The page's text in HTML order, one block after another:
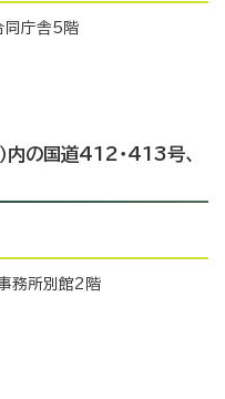
庁舎5階
内の国道412・413号、
務所別館2階